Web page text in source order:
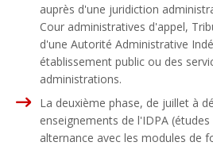
auprès d'une juridiction
Cour administratives d'appel,
d'une Autorité Administrative
établissement public ou des
administrations.
La deuxième phase, de juillet à
enseignements de l'IDPA
alternance avec les modules de